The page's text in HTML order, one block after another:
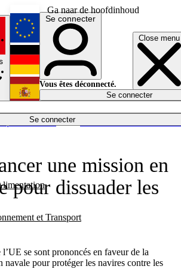
Ga naar de hoofdinhoud
Close menu
Se connecter
et Transport
Économie
English
Deutsch
Español
Se connecter
Vous êtes déconnecté.
Se connecter
une mission en
pour dissuader les
se sont prononcés en faveur de la
navale pour protéger les navires contre les